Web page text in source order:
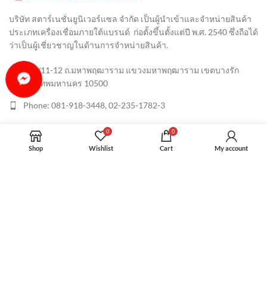
บริษัท สตาร์เนชั่นยูนิเวอร์แซล จำกัด เป็นผู้นำเข้าและจำหน่ายสินค้า
ประเภทเครื่องเชื่อมภายใต้แบรนด์ ก่อตั้งขึ้นตั้งแต่ปี พ.ศ. 2540 ซึ่งถือได้
ว่าเป็นผู้เชี่ยวชาญในด้านการจำหน่ายสินค้า.
415/11-12 ถ.มหาพฤฒาราม แขวงมหาพฤฒาราม เขตบางรัก
กรุงเทพมหานคร 10500
Phone: 081-918-3448, 02-235-1782-3
snu@star-nation.com, sales@star-nation.com
Shop
0
Wishlist
0
Cart My account